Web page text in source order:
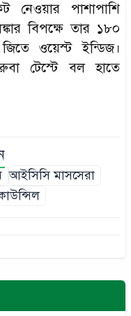
পাশাপাশি
বিপক্ষে তার ১৮০
ওয়েস্ট ইন্ডিজ।
টেস্টে বল হাতে
আইসিসি মাসসেরা